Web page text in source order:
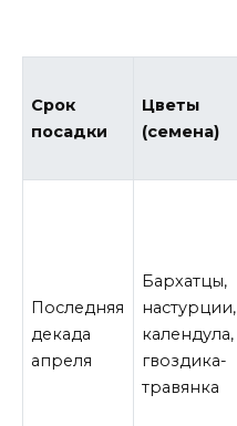
Срок
посадки
Цветы
(семена)
Последняя
декада
апреля
Бархатцы,
настурции,
календула,
гвоздика-
травянка